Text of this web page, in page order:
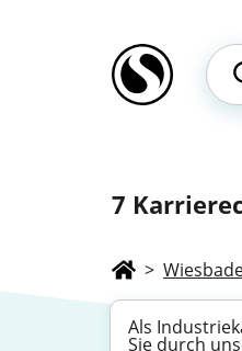
7
>
Als
Sie durch